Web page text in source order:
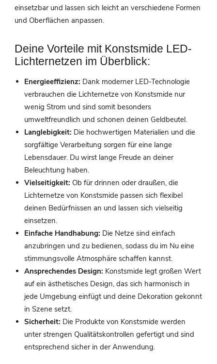
einsetzbar und lassen sich leicht an verschiedene Formen
und Oberflächen anpassen.
Deine Vorteile mit Konstsmide LED-
Lichternetzen im Überblick:
Energieeffizienz: Dank moderner LED-Technologie
verbrauchen die Lichternetze von Konstsmide nur
wenig Strom und sind somit besonders
umweltfreundlich und schonen deinen Geldbeutel.
Langlebigkeit: Die hochwertigen Materialien und die
sorgfältige Verarbeitung sorgen für eine lange
Lebensdauer. Du wirst lange Freude an deiner
Beleuchtung haben.
Vielseitigkeit: Ob für drinnen oder draußen, die
Lichternetze von Konstsmide passen sich flexibel
deinen Bedürfnissen an und lassen sich vielseitig
einsetzen.
Einfache Handhabung: Die Netze sind einfach
anzubringen und zu bedienen, sodass du im Nu eine
stimmungsvolle Atmosphäre schaffen kannst.
Ansprechendes Design: Konstsmide legt großen Wert
auf ein ästhetisches Design, das sich harmonisch in
jede Umgebung einfügt und deine Dekoration gekonnt
in Szene setzt.
Sicherheit: Die Produkte von Konstsmide werden
unter strengen Qualitätskontrollen gefertigt und sind
entsprechend sicher in der Anwendung.